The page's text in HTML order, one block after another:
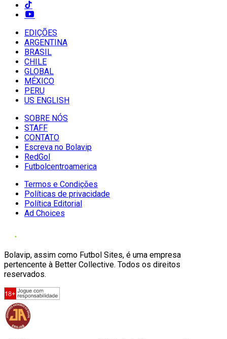
EDIÇÕES
ARGENTINA
BRASIL
CHILE
GLOBAL
MÉXICO
PERU
US ENGLISH
SOBRE NÓS
STAFF
CONTATO
Escreva no Bolavip
RedGol
Futbolcentroamerica
Termos e Condições
Políticas de privacidade
Política Editorial
Ad Choices
Bolavip, assim como Futbol Sites, é uma empresa
pertencente à Better Collective. Todos os direitos
reservados.